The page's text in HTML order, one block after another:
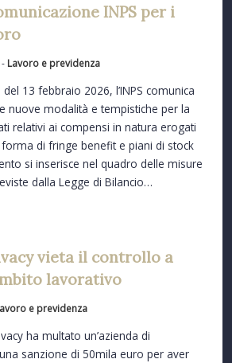
INPS per i
Lavoro e previdenza
13 febbraio 2026, l’INPS comunica
nuove modalità e tempistiche per la
relativi ai compensi in natura erogati
di fringe benefit e piani di stock
si inserisce nel quadro delle misure
dalla Legge di Bilancio…
vieta il controllo a
lavorativo
e previdenza
ha multato un’azienda di
sanzione di 50mila euro per aver